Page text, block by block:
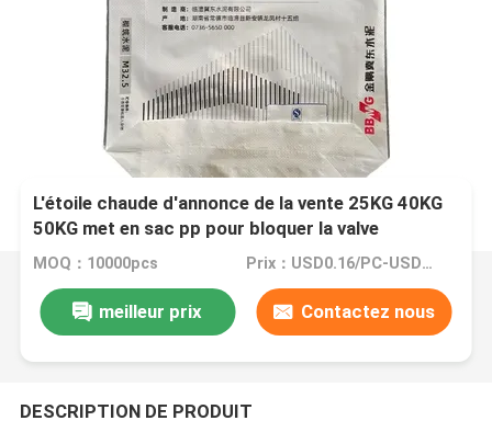
L'étoile chaude d'annonce de la vente 25KG 40KG
50KG met en sac pp pour bloquer la valve
inférieure de ciment de sac met en sac le sac à
MOQ：10000pcs Prix：USD0.16/PC-USD0.20/PC
meilleur prix Contactez nous
DESCRIPTION DE PRODUIT